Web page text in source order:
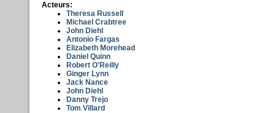
Acteurs:
Theresa Russell
Michael Crabtree
John Diehl
Antonio Fargas
Elizabeth Morehead
Daniel Quinn
Robert O'Reilly
Ginger Lynn
Jack Nance
John Diehl
Danny Trejo
Tom Villard